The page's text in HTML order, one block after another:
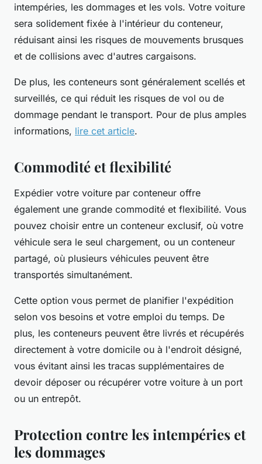
intempéries, les dommages et les vols. Votre voiture
sera solidement fixée à l'intérieur du conteneur,
réduisant ainsi les risques de mouvements brusques
et de collisions avec d'autres cargaisons.
De plus, les conteneurs sont généralement scellés et
surveillés, ce qui réduit les risques de vol ou de
dommage pendant le transport. Pour de plus amples
informations, lire cet article.
Commodité et flexibilité
Expédier votre voiture par conteneur offre
également une grande commodité et flexibilité. Vous
pouvez choisir entre un conteneur exclusif, où votre
véhicule sera le seul chargement, ou un conteneur
partagé, où plusieurs véhicules peuvent être
transportés simultanément.
Cette option vous permet de planifier l'expédition
selon vos besoins et votre emploi du temps. De
plus, les conteneurs peuvent être livrés et récupérés
directement à votre domicile ou à l'endroit désigné,
vous évitant ainsi les tracas supplémentaires de
devoir déposer ou récupérer votre voiture à un port
ou un entrepôt.
Protection contre les intempéries et
les dommages